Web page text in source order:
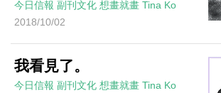
今日信報 副刊文化 想畫就畫 Tina Ko
2018/10/02
我看見了。
今日信報 副刊文化 想畫就畫 Tina Ko